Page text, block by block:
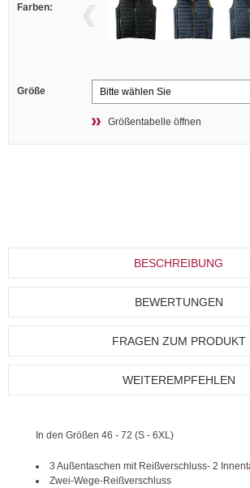
Farben:
Größe
Größentabelle öffnen
BESCHREIBUNG
BEWERTUNGEN
FRAGEN ZUM PRODUKT
WEITEREMPFEHLEN
In den Größen 46 - 72 (S - 6XL)
3 Außentaschen mit Reißverschluss- 2
Zwei-Wege-Reißverschluss